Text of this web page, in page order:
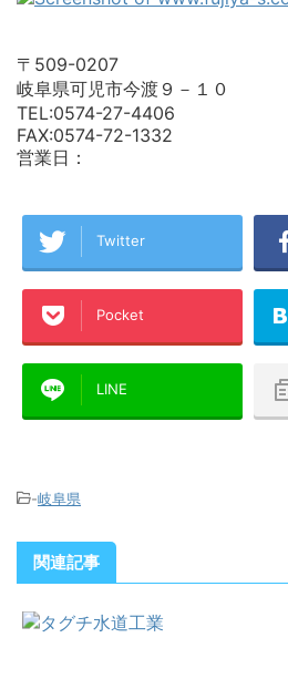
〒509-0207
岐阜県可児市今渡９－１０
TEL:0574-27-4406
FAX:0574-72-1332
営業日：
Twitter
Pocket
LINE
-岐阜県
関連記事